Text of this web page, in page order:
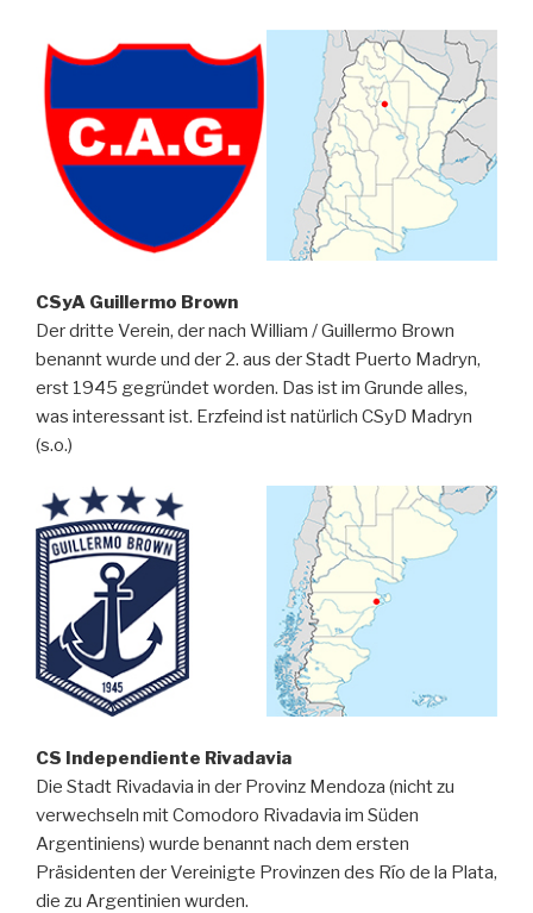
CSyA Guillermo Brown
Der dritte Verein, der nach William / Guillermo Brown
benannt wurde und der 2. aus der Stadt Puerto Madryn,
erst 1945 gegründet worden. Das ist im Grunde alles,
was interessant ist. Erzfeind ist natürlich CSyD Madryn
(s.o.)
CS Independiente Rivadavia
Die Stadt Rivadavia in der Provinz Mendoza (nicht zu
verwechseln mit Comodoro Rivadavia im Süden
Argentiniens) wurde benannt nach dem ersten
Präsidenten der Vereinigte Provinzen des Río de la Plata,
die zu Argentinien wurden.